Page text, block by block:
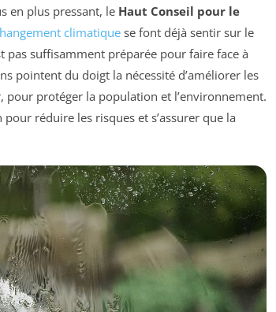
en plus pressant, le Haut Conseil pour le
climatique se font déjà sentir sur le
pas suffisamment préparée pour faire face à
pointent du doigt la nécessité d’améliorer les
pour protéger la population et l’environnement.
réduire les risques et s’assurer que la